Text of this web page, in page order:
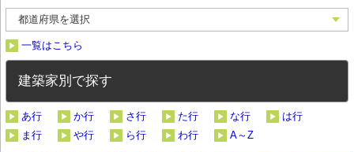
一覧はこちら
建築家別で探す
あ行 か行 さ行 た行 な行
は行
ま行
や行 ら行 わ行 A～Z